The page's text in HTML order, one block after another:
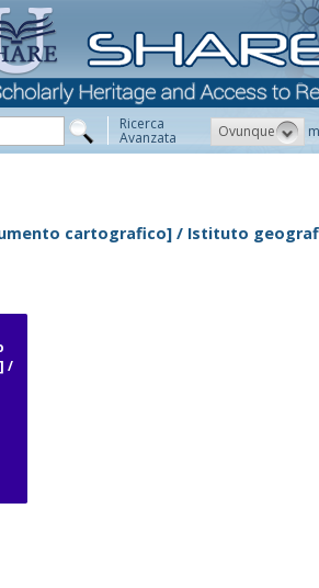
Ricerca
Avanzata Ovunque
cartografico] / Istituto
/